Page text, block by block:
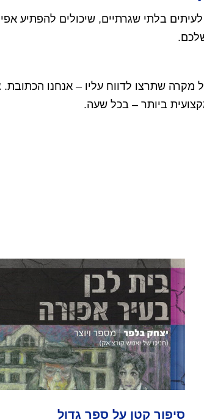
לעיתים בלתי שגרתיים, שיכולים להפתיע
מקרה שתרצו לדווח עליו – אנחנו הכתובת.
ביותר – בכל שעה.
סיפור קטן על ספר גדול